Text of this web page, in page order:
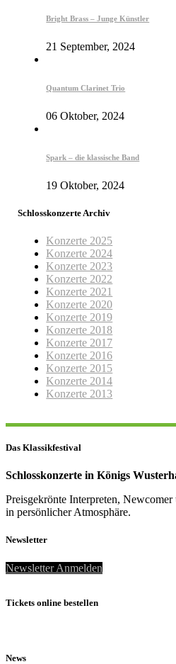
Bright Brass – Junge Künstler
21 September, 2024
Quantum Clarinet Trio
06 Oktober, 2024
Spark – die klassische Band
19 Oktober, 2024
Schlosskonzerte Archiv
Konzerte 2025
Konzerte 2024
Konzerte 2023
Konzerte 2022
Konzerte 2021
Konzerte 2020
Konzerte 2019
Konzerte 2018
Konzerte 2017
Konzerte 2016
Konzerte 2015
Konzerte 2014
Konzerte 2013
Das Klassikfestival
Schlosskonzerte in Königs
Preisgekrönte Interpreten,
in persönlicher Atmosphäre.
Newsletter
Newsletter Anmelden
Tickets online bestellen
News